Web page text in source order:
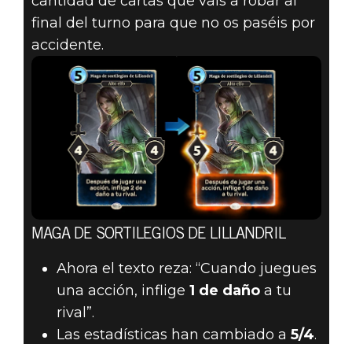
final del turno para que no os paséis por
accidente.
MAGA DE SORTILEGIOS DE LILLANDRIL
Ahora el texto reza: “Cuando juegues
una acción, inflige 1 de dañoa tu
rival”.
Las estadísticas han cambiado a 5/4.